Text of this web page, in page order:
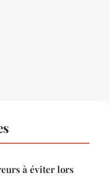
à éviter lors